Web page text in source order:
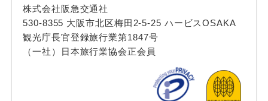
株式会社阪急交通社
530-8355 大阪市北区梅田2-5-25 ハービスOSAKA
観光庁長官登録旅行業第1847号
（一社）日本旅行業協会正会員